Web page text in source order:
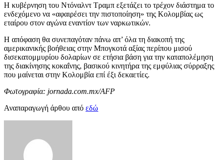
Η κυβέρνηση του Ντόναλντ Τραμπ εξετάζει το τρέχον διάστημα το
ενδεχόμενο να «αφαιρέσει την πιστοποίηση» της Κολομβίας ως
εταίρου στον αγώνα εναντίον των ναρκωτικών.
Η απόφαση θα συνεπαγόταν πάνω απ’ όλα τη διακοπή της
αμερικανικής βοήθειας στην Μπογκοτά αξίας περίπου μισού
δισεκατομμυρίου δολαρίων σε ετήσια βάση για την καταπολέμηση
της διακίνησης κοκαΐνης, βασικού κινητήρα της εμφύλιας σύρραξης
που μαίνεται στην Κολομβία επί έξι δεκαετίες.
Φωτογραφία: jornada.com.mx/AFP
Αναπαραγωγή άρθου από εδώ